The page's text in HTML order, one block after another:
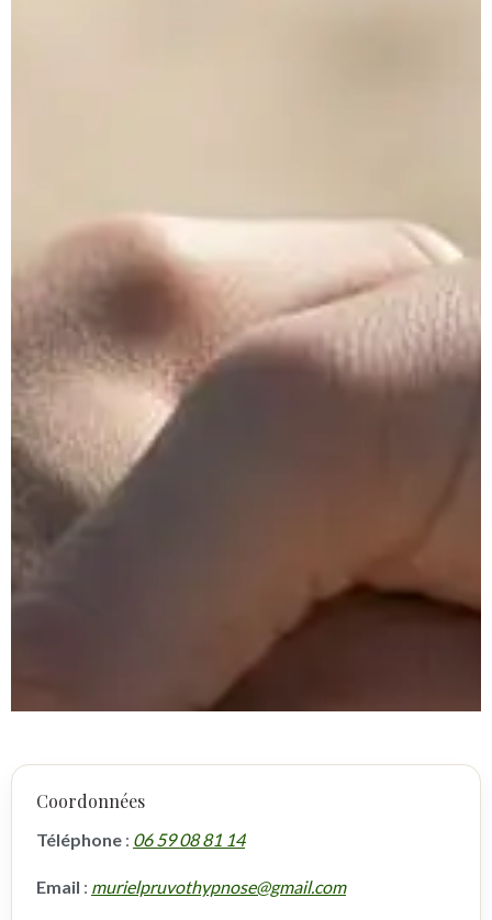
Coordonnées
Téléphone : 06 59 08 81 14
Email : murielpruvothypnose@gmail.com